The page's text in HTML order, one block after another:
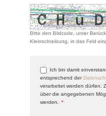
Bitte den Bildcode, unter
Kleinschreibung, in das Feld
Ich bin damit
entsprechend der
verarbeitet werden dürfen.
über die angegebenen
werden.
*